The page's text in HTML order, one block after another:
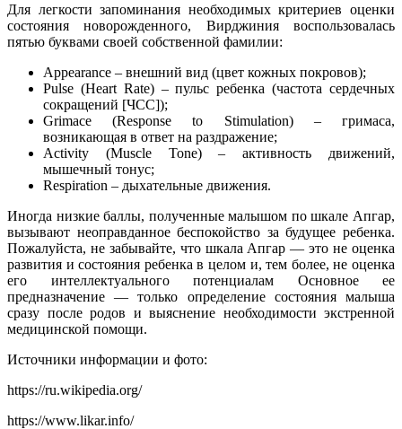
Для легкости запоминания необходимых критериев оценки
состояния новорожденного, Вирджиния воспользовалась
пятью буквами своей собственной фамилии:
Appearance – внешний вид (цвет кожных покровов);
Pulse (Heart Rate) – пульс ребенка (частота сердечных
сокращений [ЧСС]);
Grimace (Response to Stimulation) – гримаса,
возникающая в ответ на раздражение;
Activity (Muscle Tone) – активность движений,
мышечный тонус;
Respiration – дыхательные движения.
Иногда низкие баллы, полученные малышом по шкале Апгар,
вызывают неоправданное беспокойство за будущее ребенка.
Пожалуйста, не забывайте, что шкала Апгар — это не оценка
развития и состояния ребенка в целом и, тем более, не оценка
его интеллектуального потенциалам Основное ее
предназначение — только определение состояния малыша
сразу после родов и выяснение необходимости экстренной
медицинской помощи.
Источники информации и фото:
https://ru.wikipedia.org/
https://www.likar.info/